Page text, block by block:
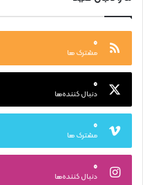
۰
مشترک ها
۰
دنبال کننده‌ها
۰
مشترک ها
۰
دنبال کننده‌ها